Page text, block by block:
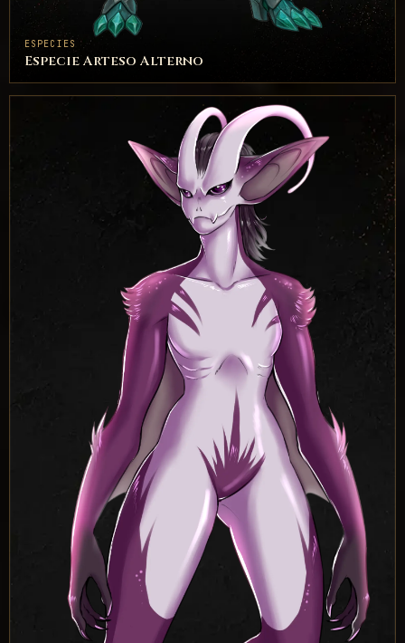
ESPECIES
Especie Arteso Alterno